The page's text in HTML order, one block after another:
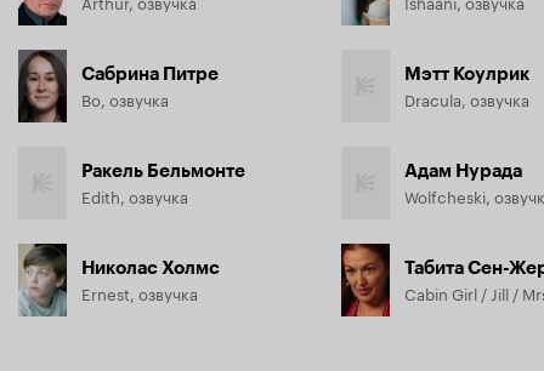
Сабрина Питре
Bo, озвучка
Ракель Бельмонте
Edith, озвучка
Николас Холмс
Ernest, озвучка
Мэтт Коулрик
Dracula, озвучка
Адам Нурада
Wolfcheski,
Табита Сен-